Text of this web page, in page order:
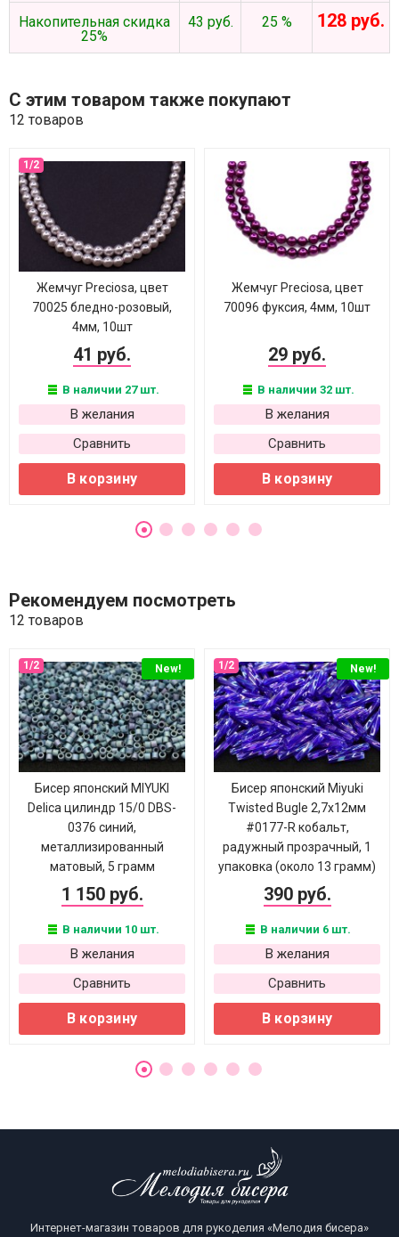
Накопительная скидка
25%
43 руб. 25 % 128 руб.
С этим товаром также покупают
12 товаров
Жемчуг Preciosa, цвет
70025 бледно-розовый,
4мм, 10шт
41 руб.
В наличии 27 шт.
В желания
Сравнить
В корзину
Жемчуг Preciosa, цвет
70096 фуксия, 4мм, 10шт
29 руб.
В наличии 32 шт.
В желания
Сравнить
В корзину
Рекомендуем посмотреть
12 товаров
New!
Бисер японский MIYUKI
Delica цилиндр 15/0 DBS-
0376 синий,
металлизированный
матовый, 5 грамм
1 150 руб.
В наличии 10 шт.
В желания
Сравнить
В корзину
New!
Бисер японский Miyuki
Twisted Bugle 2,7х12мм
#0177-R кобальт,
радужный прозрачный, 1
упаковка (около 13 грамм)
390 руб.
В наличии 6 шт.
В желания
Сравнить
В корзину
Интернет-магазин товаров для рукоделия «Мелодия бисера»